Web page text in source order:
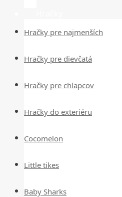
Hračky pre najmenších
Hračky pre dievčatá
Hračky pre chlapcov
Hračky do exteriéru
Cocomelon
Little tikes
Baby Sharks